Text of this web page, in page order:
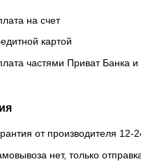
на счет
картой
частями Приват Банка
от производителя 12-
нет, только